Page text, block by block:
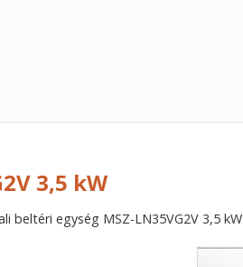
3,5 kW
beltéri egység MSZ-LN35VG2V 3,5 kW